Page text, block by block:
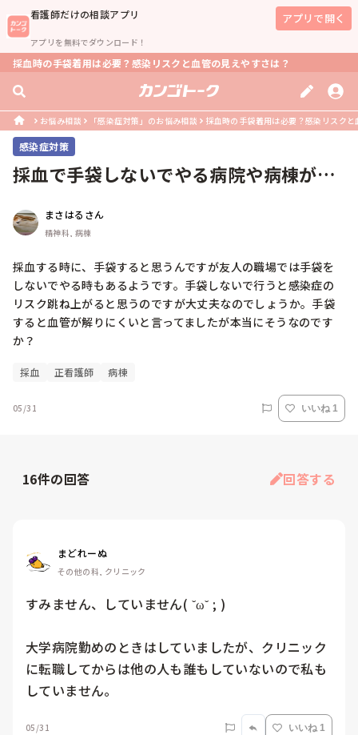
看護師だけの相談アプリ
アプリを無料でダウンロード！
アプリで開く
採血時の手袋着用は必要？感染リスクと血管の見えやすさは？
お悩み相談 「感染症対策」のお悩み相談 採血時の手袋着用は必要？感染リスク
感染症対策
採血で手袋しないでやる病院や病棟があ
まさはるさん
精神科, 病棟
採血する時に、手袋すると思うんですが友人の職場では手袋を
しないでやる時もあるようです。手袋しないで行うと感染症の
リスク跳ね上がると思うのですが大丈夫なのでしょうか。手袋
すると血管が解りにくいと言ってましたが本当にそうなのです
か？
採血 正看護師 病棟
05/31 いいね 1
16件の回答 回答する
まどれーぬ
その他の科, クリニック
すみません、していません( ˘ω˘ ; )
大学病院勤めのときはしていましたが、クリニック
に転職してからは他の人も誰もしていないので私も
していません。
05/31 いいね 1